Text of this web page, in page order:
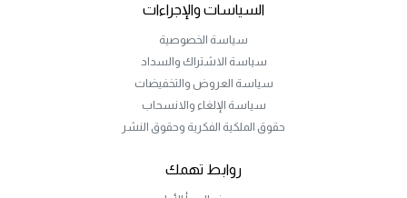
السياسات والإجراءات
سياسة الخصوصية
سياسة الاشتراك والسداد
سياسة العروض والتخفيضات
سياسة الإلغاء والانسحاب
حقوق الملكية الفكرية وحقوق النشر
روابط تهمك